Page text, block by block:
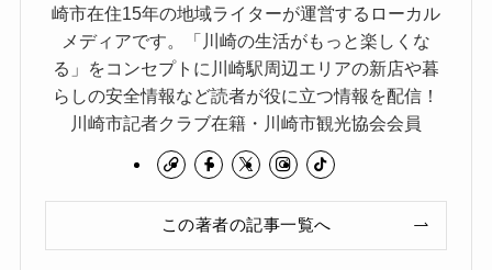
崎市在住15年の地域ライターが運営するローカル
メディアです。「川崎の生活がもっと楽しくな
る」をコンセプトに川崎駅周辺エリアの新店や暮
らしの安全情報など読者が役に立つ情報を配信！
川崎市記者クラブ在籍・川崎市観光協会会員
この著者の記事一覧へ